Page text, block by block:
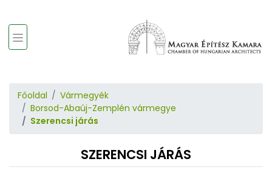
Főoldal
Vármegyék
Borsod-Abaúj-Zemplén vármegye
Szerencsi járás
SZERENCSI JÁRÁS